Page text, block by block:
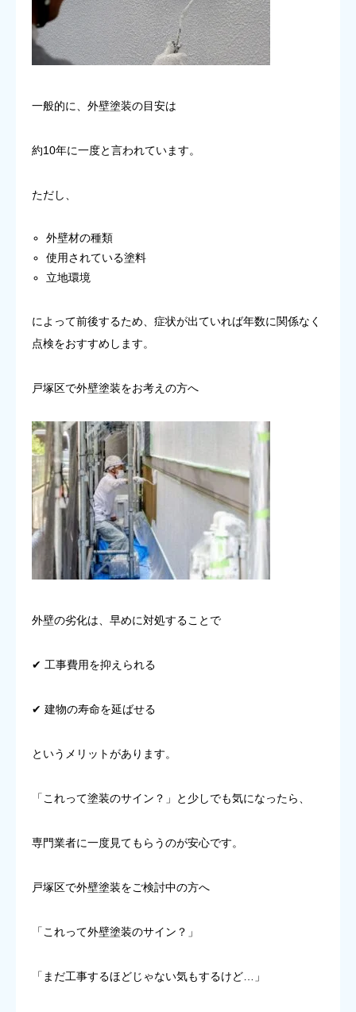
一般的に、外壁塗装の目安は
約10年に一度と言われています。
ただし、
外壁材の種類
使用されている塗料
立地環境
によって前後するため、症状が出ていれば年数に関係なく
点検をおすすめします。
戸塚区で外壁塗装をお考えの方へ
外壁の劣化は、早めに対処することで
✔ 工事費用を抑えられる
✔ 建物の寿命を延ばせる
というメリットがあります。
「これって塗装のサイン？」と少しでも気になったら、
専門業者に一度見てもらうのが安心です。
戸塚区で外壁塗装をご検討中の方へ
「これって外壁塗装のサイン？」
「まだ工事するほどじゃない気もするけど…」